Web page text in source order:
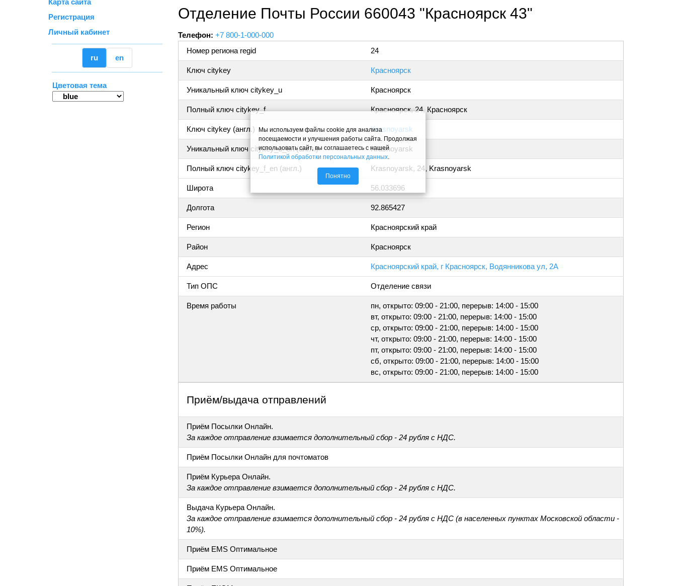
Карта сайта
Регистрация
Личный кабинет
ru en
Цветовая тема
Отделение Почты России 660043 "Красноярск 43"
Телефон: +7 800-1-000-000
Номер региона regid
24
Ключ citykey Красноярск
Уникальный ключ citykey_u Красноярск
Полный ключ citykey_f Красноярск, 24, Красноярск
Ключ citykey (англ.) Krasnoyarsk
Уникальный ключ citykey_u_en (англ.) Krasnoyarsk
Полный ключ citykey_f_en (англ.) Krasnoyarsk, 24, Krasnoyarsk
Широта 56.033696
Долгота 92.865427
Регион Красноярский край
Район Красноярск
Адрес Красноярский край, г Красноярск, Водянникова ул, 2А
Тип ОПС Отделение связи
Время работы
пн, открыто: 09:00 - 21:00, перерыв: 14:00 - 15:00
вт, открыто: 09:00 - 21:00, перерыв: 14:00 - 15:00
ср, открыто: 09:00 - 21:00, перерыв: 14:00 - 15:00
чт, открыто: 09:00 - 21:00, перерыв: 14:00 - 15:00
пт, открыто: 09:00 - 21:00, перерыв: 14:00 - 15:00
сб, открыто: 09:00 - 21:00, перерыв: 14:00 - 15:00
вс, открыто: 09:00 - 21:00, перерыв: 14:00 - 15:00
Приём/выдача отправлений
Приём Посылки Онлайн.
За каждое отправление взимается дополнительный сбор - 24 рубля с НДС.
Приём Посылки Онлайн для почтоматов
Приём Курьера Онлайн.
За каждое отправление взимается дополнительный сбор - 24 рубля с НДС.
Выдача Курьера Онлайн.
За каждое отправление взимается дополнительный сбор - 24 рубля с НДС (в населенных пунктах Московской области -
10%).
Приём EMS Оптимальное
Приём EMS Оптимальное
Мы используем файлы cookie для анализа
посещаемости и улучшения работы сайта. Продолжая
использовать сайт, вы соглашаетесь с нашей
Политикой обработки персональных данных
Понятно